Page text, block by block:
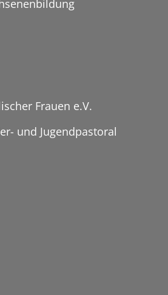
Frauen e.V.
und Jugendpastoral